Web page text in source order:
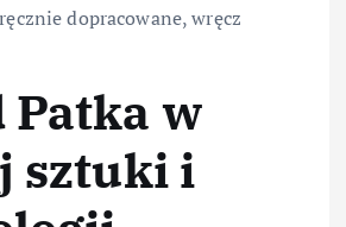
dopracowane, wręcz
Patka w
sztuki i